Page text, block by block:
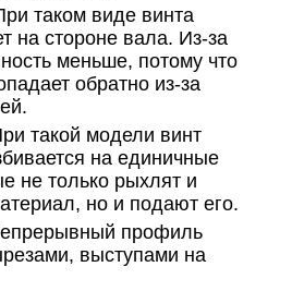
таком виде винта
на стороне вала. Из-за
меньше, потому что
обратно из-за
такой модели винт
на единичные
не только рыхлят и
но и подают его.
профиль
выступами на